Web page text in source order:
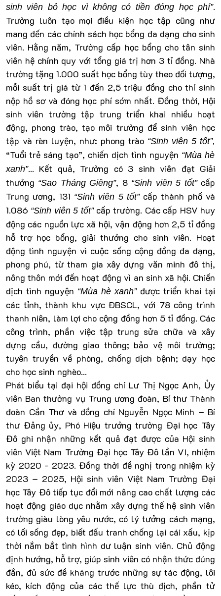
sinh viên bỏ học vì không có tiền đóng học phí”.
Trường luôn tạo mọi điều kiện học tập cũng như
mang đến các chính sách học bổng đa dạng cho sinh
viên. Hằng năm, Trường cấp học bổng cho tân sinh
viên hệ chính quy với tổng giá trị hơn 3 tỉ đồng. Nhà
trường tặng 1.000 suất học bổng tùy theo đối tượng,
mỗi suất trị giá từ 1 đến 2,5 triệu đồng cho thí sinh
nộp hồ sơ và đóng học phí sớm nhất. Đồng thời, Hội
sinh viên trường tập trung triển khai nhiều hoạt
động, phong trào, tạo môi trường để sinh viên học
tập và rèn luyện, như: phong trào “Sinh viên 5 tốt”,
“Tuổi trẻ sáng tạo”, chiến dịch tình nguyện “Mùa hè
xanh”... Kết quả, Trường có 3 sinh viên đạt Giải
thưởng “Sao Tháng Giêng”, 8 “Sinh viên 5 tốt”cấp
Trung ương, 131 “Sinh viên 5 tốt”cấp thành phố và
1.086 “Sinh viên 5 tốt”cấp trường. Các cấp HSV huy
động các nguồn lực xã hội, vận động hơn 2,5 tỉ đồng
hỗ trợ học bổng, giải thưởng cho sinh viên. Hoạt
động tình nguyện vì cuộc sống cộng đồng đa dạng,
phong phú, từ tham gia xây dựng văn minh đô thị,
nông thôn mới đến hoạt động vì an sinh xã hội. Chiến
dịch tình nguyện “Mùa hè xanh”được triển khai tại
các tỉnh, thành khu vực ÐBSCL, với 78 công trình
thanh niên, làm lợi cho cộng đồng hơn 5 tỉ đồng. Các
công trình, phần việc tập trung sửa chữa và xây
dựng cầu, đường giao thông; bảo vệ môi trường;
tuyên truyền về phòng, chống dịch bệnh; dạy học
cho học sinh nghèo...
Phát biểu tại đại hội đồng chí Lư Thị Ngọc Anh, Ủy
viên Ban thường vụ Trung ương đoàn, Bí thư Thành
đoàn Cần Thơ và đồng chí Nguyễn Ngọc Minh – Bí
thư Đảng ủy, Phó Hiệu trưởng trường Đại học Tây
Đô ghi nhận những kết quả đạt được của Hội sinh
viên Việt Nam Trường Đại học Tây Đô lần VI, nhiệm
kỳ 2020 - 2023. Đồng thời đề nghị trong nhiệm kỳ
2023 – 2025, Hội sinh viên Việt Nam Trường Đại
học Tây Đô tiếp tục đổi mới nâng cao chất lượng các
hoạt động giáo dục nhằm xây dựng thế hệ sinh viên
trường giàu lòng yêu nước, có lý tưởng cách mạng,
có lối sống đẹp, biết đấu tranh chống lại cái xấu, kịp
thời nắm bắt tình hình dư luận sinh viên. Chủ động
định hướng, hỗ trợ, giúp sinh viên có nhận thức đúng
đắn, đủ sức đề kháng trước những sự tác động, lôi
kéo, kích động của các thế lực thù địch, phần tử